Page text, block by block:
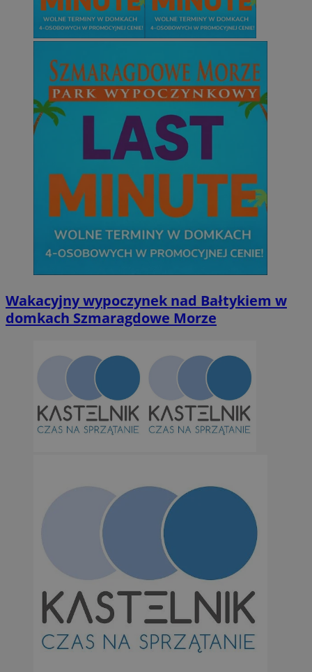
Wakacyjny wypoczynek nad Bałtykiem w
domkach Szmaragdowe Morze